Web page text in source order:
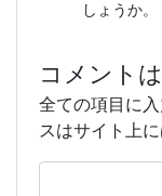
しょうか。
コメント
全ての項目に
スはサイト上